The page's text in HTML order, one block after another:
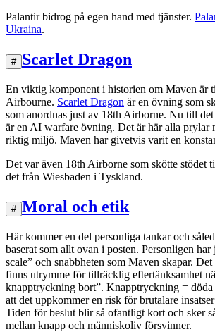
Palantir bidrog på egen hand med tjänster.
Ukraina.
# Scarlet Dragon
En viktig komponent i historien om Maven är
Airbourne. Scarlet Dragon är en övning som
som anordnas just av 18th Airborne. Nu till
är en AI warfare övning. Det är här alla prylar
riktig miljö. Maven har givetvis varit en
Det var även 18th Airborne som skötte stödet
det från Wiesbaden i Tyskland.
# Moral och etik
Här kommer en del personliga tankar och
baserat som allt ovan i posten. Personligen har
scale” och snabbheten som Maven skapar.
finns utrymme för tillräcklig eftertänksamhet
knapptryckning bort”. Knapptryckning =
att det uppkommer en risk för brutalare
Tiden för beslut blir så ofantligt kort och sker
mellan knapp och människoliv försvinner.